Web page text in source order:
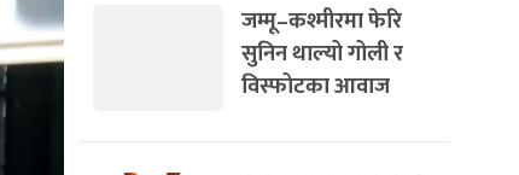
जम्मू–कश्मीरमा फेरि
सुनिन थाल्यो गोली र
विस्फोटका आवाज